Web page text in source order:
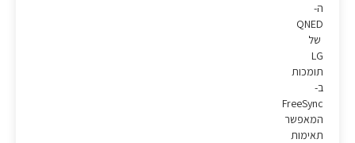
ה-
QNED
של
LG
תומכות
ב-
FreeSync
המאפשר
תאימות